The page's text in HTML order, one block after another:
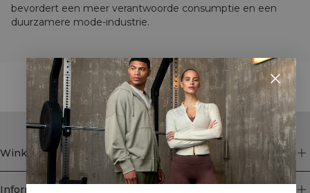
bevordert een meer verantwoorde consumptie en een
duurzamere mode-industrie.
STYLE WITH
Winkel
Informatie